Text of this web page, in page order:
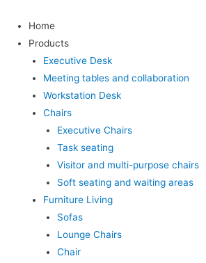
Home
Products
Executive Desk
Meeting tables and collaboration
Workstation Desk
Chairs
Executive Chairs
Task seating
Visitor and multi-purpose chairs
Soft seating and waiting areas
Furniture Living
Sofas
Lounge Chairs
Chair